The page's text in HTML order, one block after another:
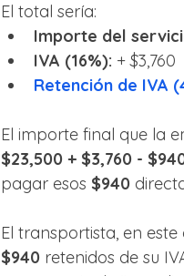
El total sería:
Importe del
IVA (16%): + $3,760
Retención de IVA
El importe final que la
$23,500 + $3,760 -
pagar esos $940
El transportista, en
$940 retenidos de su